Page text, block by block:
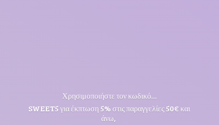
Χρησιμοποιήστε τον κωδικό...
SWEET5 για έκπτωση 5% στις παραγγελίες 50€ και
άνω,